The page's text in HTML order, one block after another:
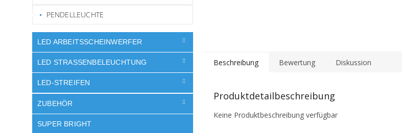
PENDELLEUCHTE
LED ARBEITSSCHEINWERFER
LED STRASSENBELEUCHTUNG
LED-STREIFEN
ZUBEHÖR
SUPER BRIGHT
Beschreibung Bewertung Diskussion
Produktdetailbeschreibung
Keine Produktbeschreibung verfügbar